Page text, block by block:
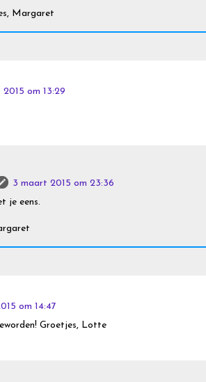
Margaret
om 13:29
3 maart 2015 om 23:36
je eens.
om 14:47
Groetjes, Lotte